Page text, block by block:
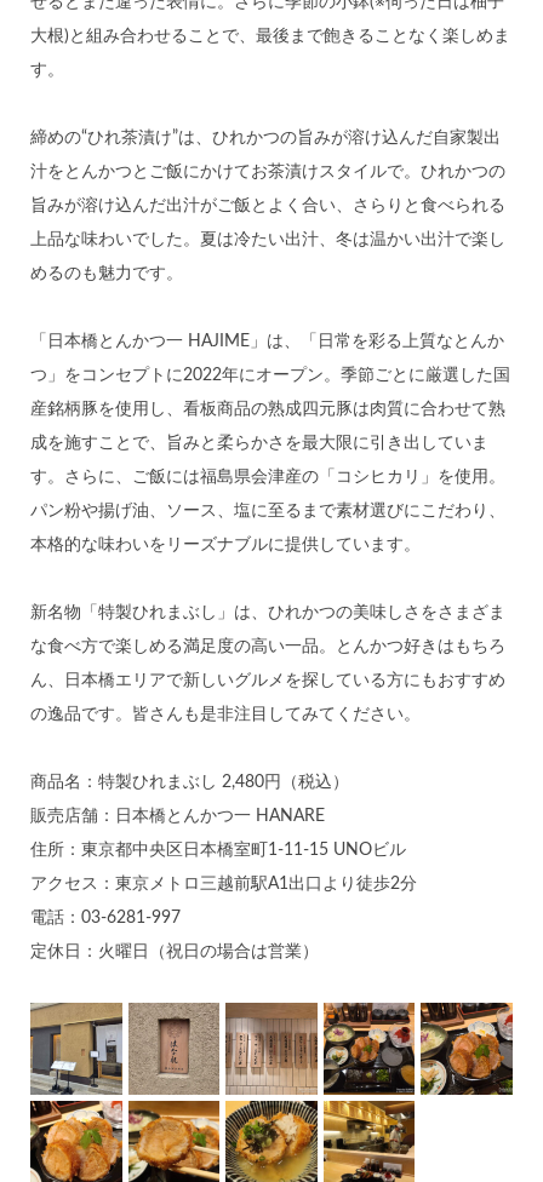
大根)と組み合わせることで、最後まで飽きることなく楽しめま
す。
締めの“ひれ茶漬け”は、ひれかつの旨みが溶け込んだ自家製出
汁をとんかつとご飯にかけてお茶漬けスタイルで。ひれかつの
旨みが溶け込んだ出汁がご飯とよく合い、さらりと食べられる
上品な味わいでした。夏は冷たい出汁、冬は温かい出汁で楽し
めるのも魅力です。
「日本橋とんかつ一 HAJIME」は、「日常を彩る上質なとんか
つ」をコンセプトに2022年にオープン。季節ごとに厳選した国
産銘柄豚を使用し、看板商品の熟成四元豚は肉質に合わせて熟
成を施すことで、旨みと柔らかさを最大限に引き出していま
す。さらに、ご飯には福島県会津産の「コシヒカリ」を使用。
パン粉や揚げ油、ソース、塩に至るまで素材選びにこだわり、
本格的な味わいをリーズナブルに提供しています。
新名物「特製ひれまぶし」は、ひれかつの美味しさをさまざま
な食べ方で楽しめる満足度の高い一品。とんかつ好きはもちろ
ん、日本橋エリアで新しいグルメを探している方にもおすすめ
の逸品です。皆さんも是非注目してみてください。
商品名：特製ひれまぶし 2,480円（税込）
販売店舗：日本橋とんかつ一 HANARE
住所：東京都中央区日本橋室町1-11-15 UNOビル
アクセス：東京メトロ三越前駅A1出口より徒歩2分
電話：03-6281-997
定休日：火曜日（祝日の場合は営業）